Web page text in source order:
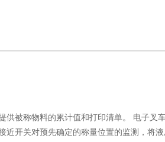
供被称物料的累计值和打印清单。 电子叉
近开关对预先确定的称量位置的监测，将